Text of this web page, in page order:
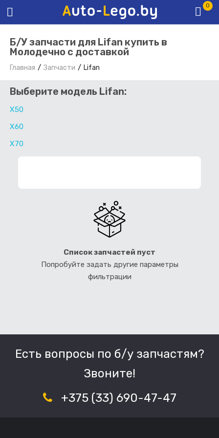
0
Б/У запчасти для Lifan купить в
Молодечно с доставкой
Главная Запчасти Lifan
Выберите модель Lifan:
X50
X60
X70
Список запчастей пуст
Попробуйте задать другие параметры
фильтрации
Есть вопросы по б/у запчастям?
Звоните!
+375 (33) 690-47-47